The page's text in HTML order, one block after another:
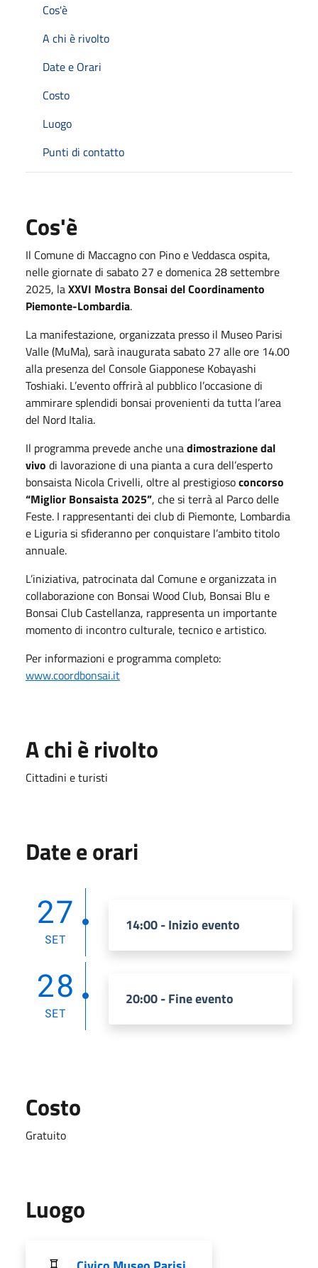
Cos'è
A chi è rivolto
Date e Orari
Costo
Luogo
Punti di contatto
Cos'è
Il Comune di Maccagno con Pino e Veddasca ospita,
nelle giornate di sabato 27 e domenica 28 settembre
2025, laXXVI Mostra Bonsai del Coordinamento
Piemonte-Lombardia.
La manifestazione, organizzata presso il Museo Parisi
Valle (MuMa), sarà inaugurata sabato 27 alle ore 14.00
alla presenza del Console Giapponese Kobayashi
Toshiaki. L’evento offrirà al pubblico l’occasione di
ammirare splendidi bonsai provenienti da tutta l’area
del Nord Italia.
Il programma prevede anche unadimostrazione dal
vivo di lavorazione di una pianta a cura dell’esperto
bonsaista Nicola Crivelli, oltre al prestigiosoconcorso
“Miglior Bonsaista 2025”, che si terrà al Parco delle
Feste. I rappresentanti dei club di Piemonte, Lombardia
e Liguria si sfideranno per conquistare l’ambito titolo
annuale.
L’iniziativa, patrocinata dal Comune e organizzata in
collaborazione con Bonsai Wood Club, Bonsai Blu e
Bonsai Club Castellanza, rappresenta un importante
momento di incontro culturale, tecnico e artistico.
Per informazioni e programma completo:
www.coordbonsai.it
A chi è rivolto
Cittadini e turisti
Date e orari
27
SET
14:00 - Inizio evento
28
SET
20:00 - Fine evento
Costo
Gratuito
Luogo